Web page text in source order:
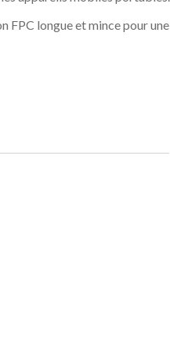
FPC longue et mince pour une